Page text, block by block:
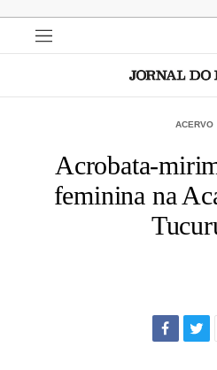
ACERVO
Acrobata-
feminina na